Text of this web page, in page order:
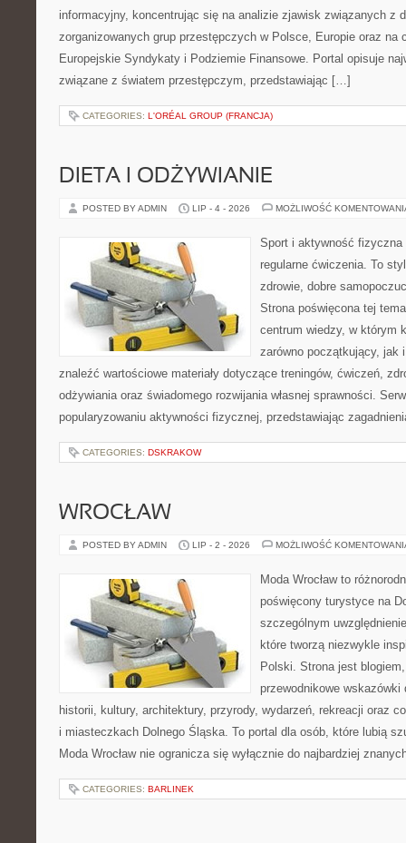
informacyjny, koncentrując się na analizie zjawisk związanych z
zorganizowanych grup przestępczych w Polsce, Europie oraz na
Europejskie Syndykaty i Podziemie Finansowe. Portal opisuje
związane z światem przestępczym, przedstawiając […]
CATEGORIES: L'ORÉAL GROUP (FRANCJA)
DIETA I ODŻYWIANIE
POSTED BY ADMIN LIP - 4 - 2026 MOŻLIWOŚĆ
Sport i aktywność
regularne ćwiczenia. To
zdrowie, dobre
Strona poświęcona tej
centrum wiedzy, w którym
zarówno początkujący, jak
znaleźć wartościowe materiały dotyczące treningów, ćwiczeń,
odżywiania oraz świadomego rozwijania własnej sprawności.
popularyzowaniu aktywności fizycznej, przedstawiając
CATEGORIES: DSKRAKOW
WROCŁAW
POSTED BY ADMIN LIP - 2 - 2026 MOŻLIWOŚĆ
Moda Wrocław to
poświęcony turystyce na
szczególnym
które tworzą niezwykle
Polski. Strona jest
przewodnikowe
historii, kultury, architektury, przyrody, wydarzeń, rekreacji oraz
i miasteczkach Dolnego Śląska. To portal dla osób, które lubią
Moda Wrocław nie ogranicza się wyłącznie do najbardziej
CATEGORIES: BARLINEK